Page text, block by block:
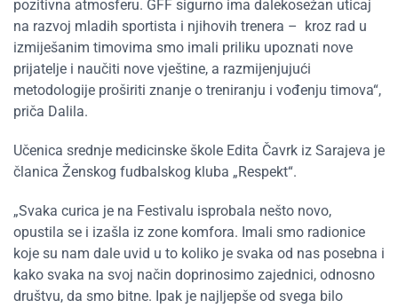
pozitivna atmosferu. GFF sigurno ima dalekosežan uticaj
na razvoj mladih sportista i njihovih trenera – kroz rad u
izmiješanim timovima smo imali priliku upoznati nove
prijatelje i naučiti nove vještine, a razmijenjujući
metodologije proširiti znanje o treniranju i vođenju timova“,
priča Dalila.
Učenica srednje medicinske škole Edita Čavrk iz Sarajeva je
članica Ženskog fudbalskog kluba „Respekt“.
„Svaka curica je na Festivalu isprobala nešto novo,
opustila se i izašla iz zone komfora. Imali smo radionice
koje su nam dale uvid u to koliko je svaka od nas posebna i
kako svaka na svoj način doprinosimo zajednici, odnosno
društvu, da smo bitne. Ipak je najljepše od svega bilo